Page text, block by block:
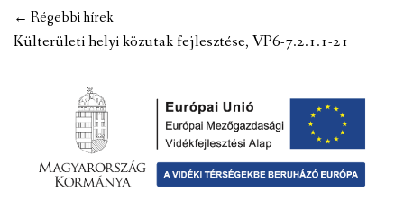
19-
HE1-
00036
Új
mini
bölcsőde
Posts
navigation
← Régebbi hírek
Külterületi helyi közutak fejlesztése, VP6-7.2.1.1-21